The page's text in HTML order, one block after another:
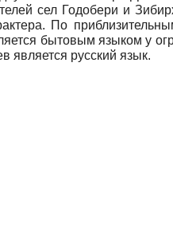
сел Годобери и
По
бытовым языком у
является русский язык.